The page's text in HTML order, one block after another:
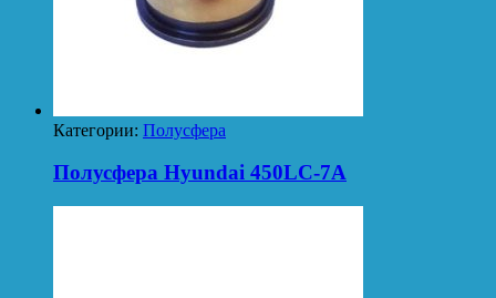
Категории: Полусфера
Полусфера Hyundai 450LC-7A